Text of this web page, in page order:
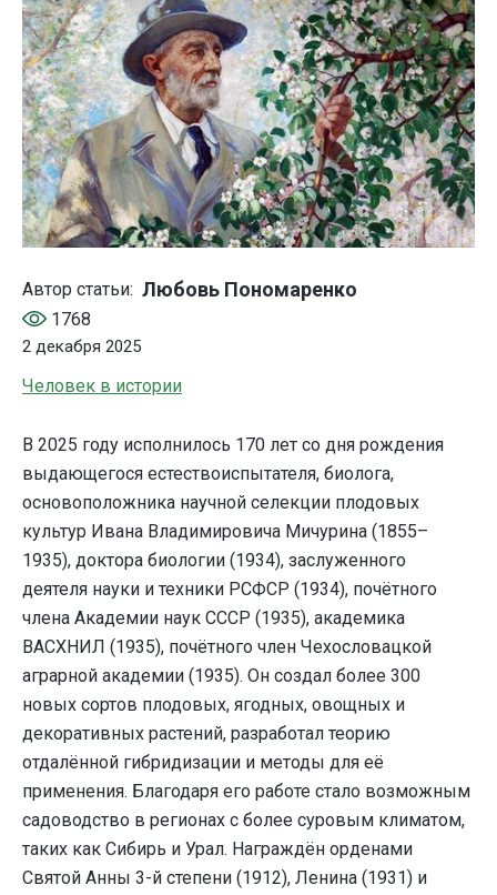
Автор статьи: Любовь Пономаренко
1768
2 декабря 2025
Человек в истории
В 2025 году исполнилось 170 лет со дня рождения
выдающегося естествоиспытателя, биолога,
основоположника научной селекции плодовых
культур Ивана Владимировича Мичурина (1855–
1935), доктора биологии (1934), заслуженного
деятеля науки и техники РСФСР (1934), почётного
члена Академии наук СССР (1935), академика
ВАСХНИЛ (1935), почётного член Чехословацкой
аграрной академии (1935). Он создал более 300
новых сортов плодовых, ягодных, овощных и
декоративных растений, разработал теорию
отдалённой гибридизации и методы для её
применения. Благодаря его работе стало возможным
садоводство в регионах с более суровым климатом,
таких как Сибирь и Урал. Награждён орденами
Святой Анны 3-й степени (1912), Ленина (1931) и